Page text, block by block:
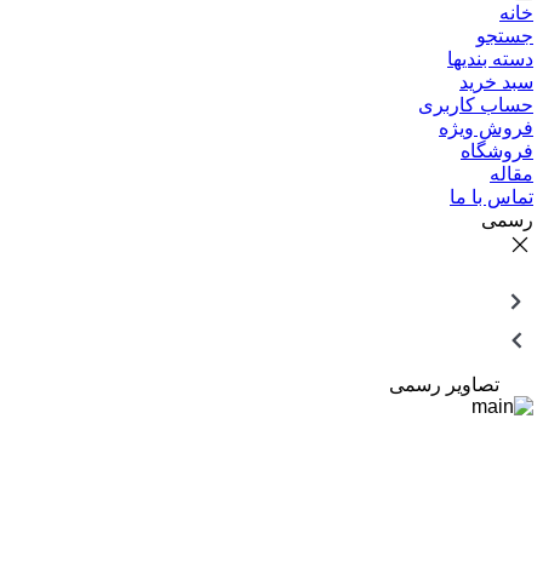
خانه
جستجو
دسته بندیها
سبد خرید
حساب کاربری
فروش ویژه
فروشگاه
مقاله
تماس با ما
رسمی
تصاویر رسمی